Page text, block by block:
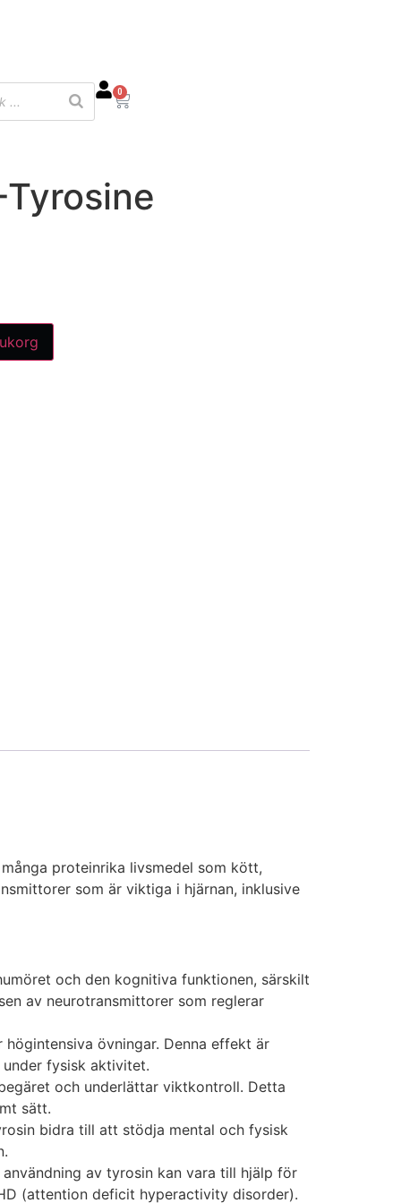
0
Tyrosine
proteinrika livsmedel som kött,
som är viktiga i hjärnan, inklusive
och den kognitiva funktionen, särskilt
av neurotransmittorer som reglerar
övningar. Denna effekt är
fysisk aktivitet.
och underlättar viktkontroll. Detta
sätt.
bidra till att stödja mental och fysisk
av tyrosin kan vara till hjälp för
(attention deficit hyperactivity disorder).